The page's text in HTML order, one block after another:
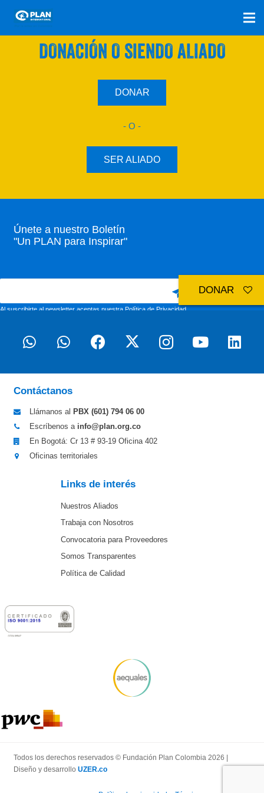
SÚMATE A NUESTRO PLAN CON UNA
DONACIÓN O SIENDO ALIADO
DONAR
- O -
SER ALIADO
Únete a nuestro Boletín
"Un PLAN para Inspirar"
Al suscribirte al newsletter aceptas nuestraPolítica de Privacidad
Contáctanos
Llámanos al PBX (601) 794 06 00
Escríbenos a info@plan.org.co
En Bogotá: Cr 13 # 93-19 Oficina 402
Oficinas territoriales
Links de interés
Nuestros Aliados
Trabaja con Nosotros
Convocatoria para Proveedores
Somos Transparentes
Política de Calidad
Todos los derechos reservados © Fundación Plan Colombia 2026 |
Diseño y desarrollo UZER.co
DONAR